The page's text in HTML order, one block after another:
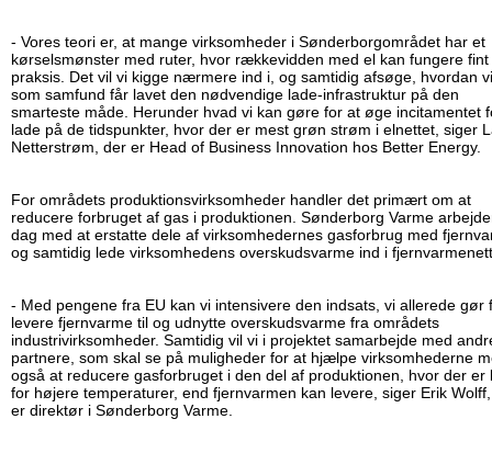
- Vores teori er, at mange virksomheder i Sønderborgområdet har et
kørselsmønster med ruter, hvor rækkevidden med el kan fungere fint
praksis. Det vil vi kigge nærmere ind i, og samtidig afsøge, hvordan vi
som samfund får lavet den nødvendige lade-infrastruktur på den
smarteste måde. Herunder hvad vi kan gøre for at øge incitamentet
lade på de tidspunkter, hvor der er mest grøn strøm i elnettet, siger
Netterstrøm, der er Head of Business Innovation hos Better Energy.
For områdets produktionsvirksomheder handler det primært om at
reducere forbruget af gas i produktionen. Sønderborg Varme
dag med at erstatte dele af virksomhedernes gasforbrug med
og samtidig lede virksomhedens overskudsvarme ind i
- Med pengene fra EU kan vi intensivere den indsats, vi allerede gør
levere fjernvarme til og udnytte overskudsvarme fra områdets
industrivirksomheder. Samtidig vil vi i projektet samarbejde med
partnere, som skal se på muligheder for at hjælpe virksomhederne
også at reducere gasforbruget i den del af produktionen, hvor der er
for højere temperaturer, end fjernvarmen kan levere, siger Erik
er direktør i Sønderborg Varme.